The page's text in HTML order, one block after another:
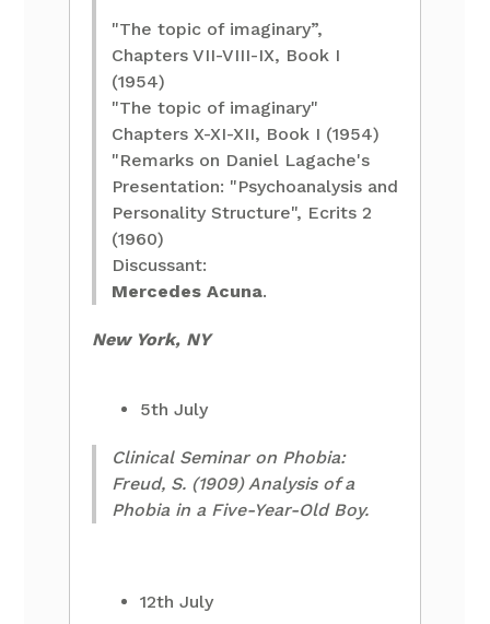
"The topic of imaginary”,
Chapters VII-VIII-IX, Book I
(1954)
"The topic of imaginary"
Chapters X-XI-XII, Book I (1954)
"Remarks on Daniel Lagache's
Presentation: "Psychoanalysis and
Personality Structure", Ecrits 2
(1960)
Discussant:
Mercedes Acuna.
New York, NY
5th July
Clinical Seminar on Phobia:
Freud, S. (1909) Analysis of a
Phobia in a Five-Year-Old Boy.
12th July